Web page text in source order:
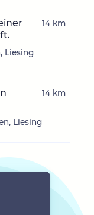
Liesing
14 km
Liesing
14 km